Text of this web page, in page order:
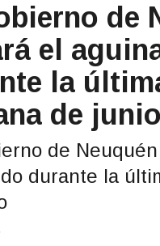
de
el
la
de junio
de
durante la